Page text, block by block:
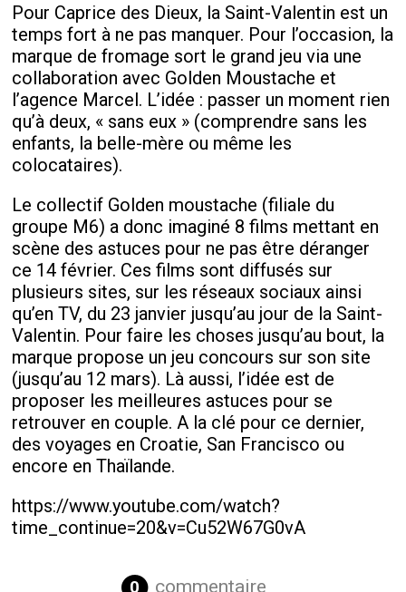
Pour Caprice des Dieux, la Saint-Valentin est un
temps fort à ne pas manquer. Pour l’occasion, la
marque de fromage sort le grand jeu via une
collaboration avec Golden Moustache et
l’agence Marcel. L’idée : passer un moment rien
qu’à deux, « sans eux » (comprendre sans les
enfants, la belle-mère ou même les
colocataires).
Le collectif Golden moustache (filiale du
groupe M6) a donc imaginé 8 films mettant en
scène des astuces pour ne pas être déranger
ce 14 février. Ces films sont diffusés sur
plusieurs sites, sur les réseaux sociaux ainsi
qu’en TV, du 23 janvier jusqu’au jour de la Saint-
Valentin. Pour faire les choses jusqu’au bout, la
marque propose un jeu concours sur son site
(jusqu’au 12 mars). Là aussi, l’idée est de
proposer les meilleures astuces pour se
retrouver en couple. A la clé pour ce dernier,
des voyages en Croatie, San Francisco ou
encore en Thaïlande.
https://www.youtube.com/watch?
time_continue=20&v=Cu52W67G0vA
0 commentaire